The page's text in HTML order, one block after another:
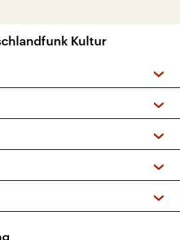
Kultur
Podcasts
+ DAB+)